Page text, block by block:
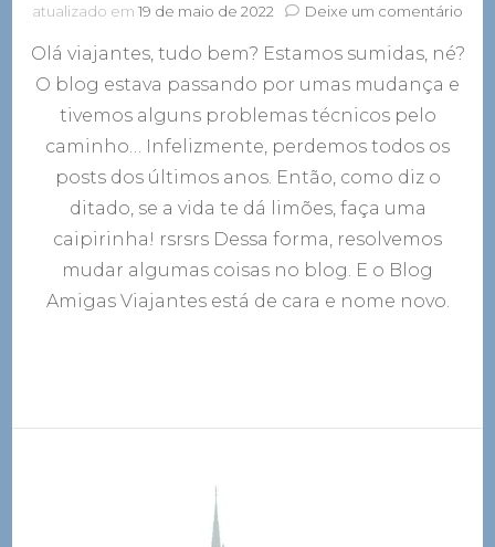
atualizado em 19 de maio de 2022 Deixe um comentário
Blog
Olá viajantes, tudo bem? Estamos sumidas, né?
O blog estava passando por umas mudança e
tivemos alguns problemas técnicos pelo
caminho… Infelizmente, perdemos todos os
posts dos últimos anos. Então, como diz o
ditado, se a vida te dá limões, faça uma
caipirinha! rsrsrs Dessa forma, resolvemos
mudar algumas coisas no blog. E o Blog
Amigas Viajantes está de cara e nome novo.